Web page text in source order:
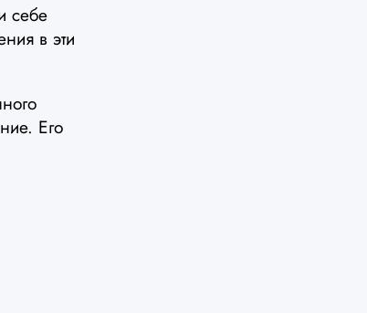
себе
в эти
Его